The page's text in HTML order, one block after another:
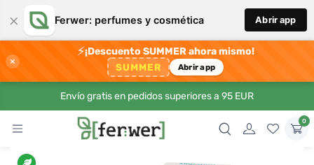
× Ferwer: perfumes y cosmética Abrir app
×
⚡¡Descuento SUMMER ahora mismo!
SUMMER Abrir app
Envío gratis en pedidos superiores a 95 EUR
0